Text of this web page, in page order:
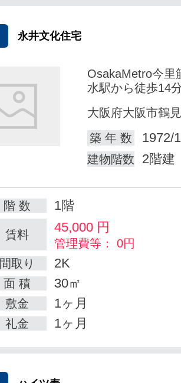
永井文化住宅
OsakaMetro今里
水駅から徒歩14
大阪府大阪市鶴
築 年 数
1972/
建物階数 2階建
階 数 1階
賃料 45,000 円
管理費等： 0円
間取り
2K
面 積 30㎡
敷金 1ヶ月
礼金 1ヶ月